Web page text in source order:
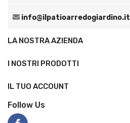
info@ilpatioarredogiardino.it
LA NOSTRA AZIENDA
I NOSTRI PRODOTTI
IL TUO ACCOUNT
Follow Us